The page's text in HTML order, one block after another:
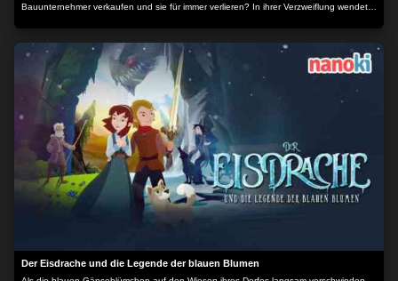
Bauunternehmer verkaufen und sie für immer verlieren? In ihrer Verzweiflung wendet
ändern, doch dann findet Sydney ein mystisches, geflügeltes Pferd im Wald. Es
humpelt und hat einen verletzten Flügel. Sydney nimmt sich des magischen Wesens
an und gibt ihm den Namen Harmonie. Auf der Ranch pflegt sie das Pferd zunächst
heimlich, doch schon bald hilft die ganze Familie mit - und rückt so wieder enger
zusammen. Letztlich entwickeln sie zusammen einen gewagten Plan zur Rettung des
Pferdes und der Ranch. Der Inhalt wird bereitgestellt von: PLAION PICTURES GmbH,
Lochhamer Str. 9, 82152 Planegg/München
Der Eisdrache und die Legende der blauen Blumen